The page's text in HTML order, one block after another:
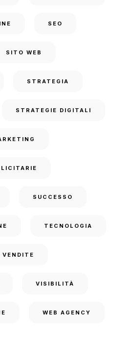
SEO
SITO WEB
STRATEGIA
STRATEGIE DIGITALI
SUCCESSO
TECNOLOGIA
VENDITE
VISIBILITÀ
WEB AGENCY